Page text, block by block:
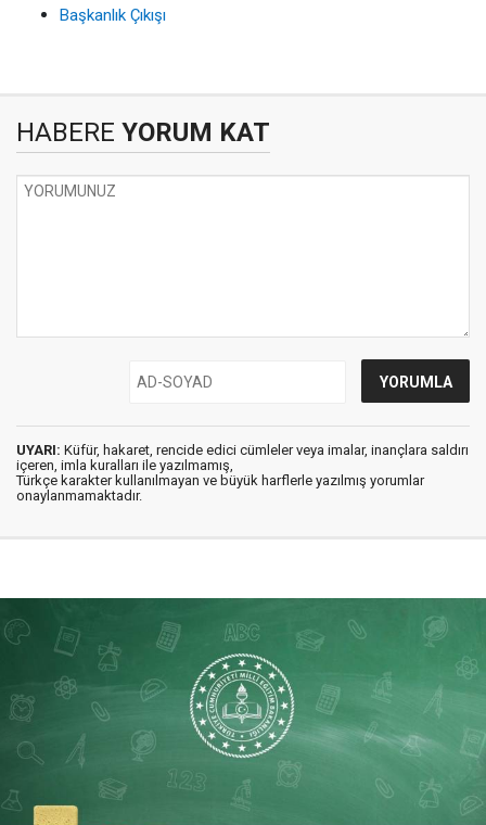
Başkanlık Çıkışı
HABERE YORUM KAT
UYARI: Küfür, hakaret, rencide edici cümleler veya imalar, inançlara saldırı
içeren, imla kuralları ile yazılmamış,
Türkçe karakter kullanılmayan ve büyük harflerle yazılmış yorumlar
onaylanmamaktadır.